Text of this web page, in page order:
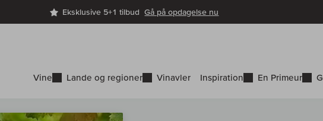
Eksklusive 5+1 tilbudGå på opdagelse nu
Vine Lande og regioner Vinavler Inspiration En Primeur